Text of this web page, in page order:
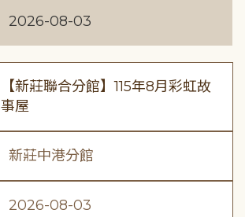
2026-08-03
【新莊聯合分館】115年8月彩虹故
事屋
新莊中港分館
2026-08-03